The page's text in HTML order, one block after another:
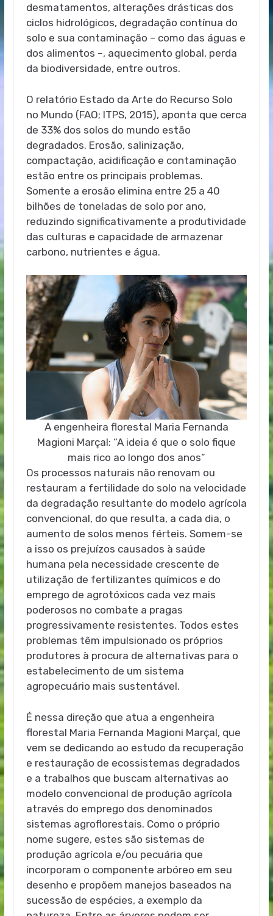
desmatamentos, alterações drásticas dos
ciclos hidrológicos, degradação contínua do
solo e sua contaminação – como das águas e
dos alimentos –, aquecimento global, perda
da biodiversidade, entre outros.
O relatório Estado da Arte do Recurso Solo
no Mundo (FAO; ITPS, 2015), aponta que cerca
de 33% dos solos do mundo estão
degradados. Erosão, salinização,
compactação, acidificação e contaminação
estão entre os principais problemas.
Somente a erosão elimina entre 25 a 40
bilhões de toneladas de solo por ano,
reduzindo significativamente a produtividade
das culturas e capacidade de armazenar
carbono, nutrientes e água.
A engenheira florestal Maria Fernanda
Magioni Marçal: “A ideia é que o solo fique
mais rico ao longo dos anos”
Os processos naturais não renovam ou
restauram a fertilidade do solo na velocidade
da degradação resultante do modelo agrícola
convencional, do que resulta, a cada dia, o
aumento de solos menos férteis. Somem-se
a isso os prejuízos causados à saúde
humana pela necessidade crescente de
utilização de fertilizantes químicos e do
emprego de agrotóxicos cada vez mais
poderosos no combate a pragas
progressivamente resistentes. Todos estes
problemas têm impulsionado os próprios
produtores à procura de alternativas para o
estabelecimento de um sistema
agropecuário mais sustentável.
É nessa direção que atua a engenheira
florestal Maria Fernanda Magioni Marçal, que
vem se dedicando ao estudo da recuperação
e restauração de ecossistemas degradados
e a trabalhos que buscam alternativas ao
modelo convencional de produção agrícola
através do emprego dos denominados
sistemas agroflorestais. Como o próprio
nome sugere, estes são sistemas de
produção agrícola e/ou pecuária que
incorporam o componente arbóreo em seu
desenho e propõem manejos baseados na
sucessão de espécies, a exemplo da